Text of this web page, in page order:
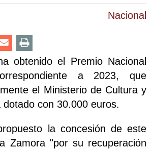
Nacional
obtenido el Premio Nacional
a 2023, que
el Ministerio de Cultura y
con 30.000 euros.
la concesión de este
Zamora "por su recuperación